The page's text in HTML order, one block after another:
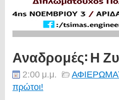
Αναδρομές: Η
2:00 μ.μ.
πρώτοι!